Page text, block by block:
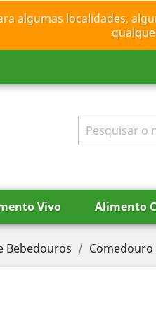
algumas localidades,
Vivo Alimento
Bebedouros